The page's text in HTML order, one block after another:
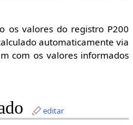
os valores do registro P200
automaticamente via
com os valores informados
editar